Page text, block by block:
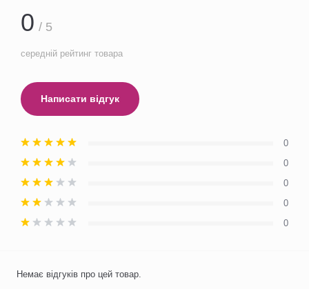
0 / 5
середній рейтинг товара
Написати відгук
0
0
0
0
0
Немає відгуків про цей товар.